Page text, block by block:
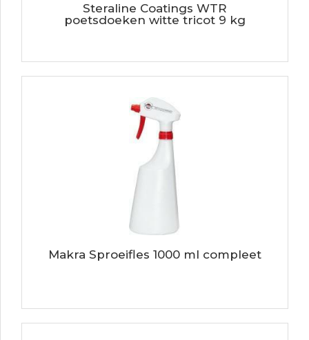
Steraline Coatings WTR
poetsdoeken witte tricot 9 kg
Makra Sproeifles 1000 ml compleet